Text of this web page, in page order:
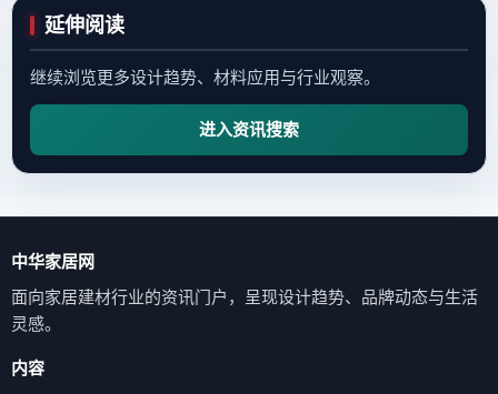
延伸阅读
继续浏览更多设计趋势、材料应用与行业观察。
进入资讯搜索
中华家居网
面向家居建材行业的资讯门户，呈现设计趋势、品牌动态与生活
灵感。
内容